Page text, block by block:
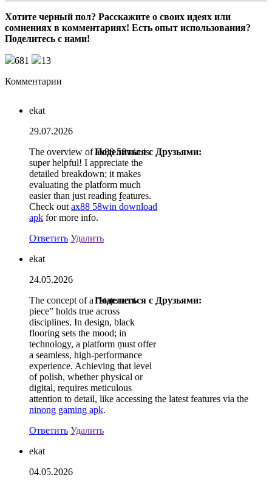
Хотите черный пол? Расскажите о своих идеях или
сомнениях в комментариях! Есть опыт использования?
Поделитесь с нами!
681
13
Комментарии
ekat
29.07.2026
Поделиться с Друзьями:
The overview of ax88 58win is
super helpful! I appreciate the
detailed breakdown; it makes
evaluating the platform much
easier than just reading features.
Check out ax88 58win download
apk for more info.
Ответить Удалить
ekat
24.05.2026
Поделиться с Друзьями:
The concept of a “statement
piece” holds true across
disciplines. In design, black
flooring sets the mood; in
technology, a platform must offer
a seamless, high-performance
experience. Achieving that level
of polish, whether physical or
digital, requires meticulous
attention to detail, like accessing the latest features via the
ninong gaming apk.
Ответить Удалить
ekat
04.05.2026